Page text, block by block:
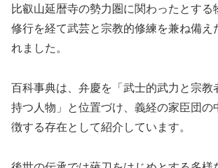
比叡山延暦寺の勢力圏に関わったとする
修行を経て武芸と宗教的修練を兼ね備え
れました。
百科事典は、弁慶を「武士的武力と宗教
持つ人物」と位置づけ、義経の家臣団の
徴する存在として紹介しています。